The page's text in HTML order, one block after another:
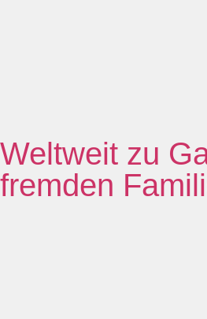
Weltweit zu
fremden